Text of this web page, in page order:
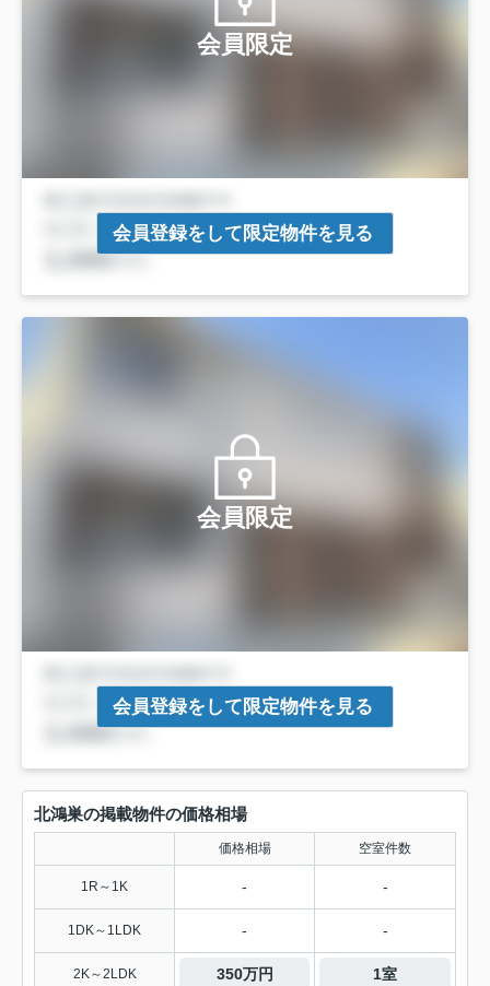
会員限定
会員登録をして限定物件を見る
会員限定
会員登録をして限定物件を見る
北鴻巣の掲載物件の価格相場
価格相場 空室件数
1R～1K - -
1DK～1LDK - -
2K～2LDK 350万円 1室